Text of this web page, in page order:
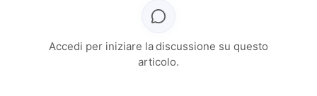
Accedi per iniziare la discussione su questo
articolo.